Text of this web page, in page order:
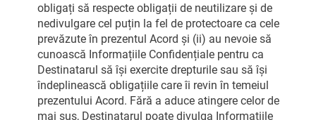
obligați să respecte obligații de neutilizare și de
nedivulgare cel puțin la fel de protectoare ca cele
prevăzute în prezentul Acord și (ii) au nevoie să
cunoască Informațiile Confidențiale pentru ca
Destinatarul să își exercite drepturile sau să își
îndeplinească obligațiile care îi revin în temeiul
prezentului Acord. Fără a aduce atingere celor de
mai sus, Destinatarul poate divulga Informațiile